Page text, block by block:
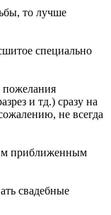
то лучше
специально
и тд.) сразу на
не всегда
приближенным
свадебные